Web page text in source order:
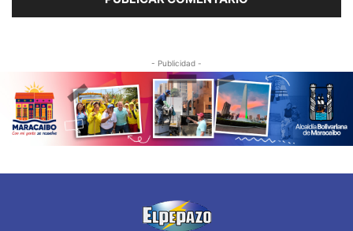
- Publicidad -